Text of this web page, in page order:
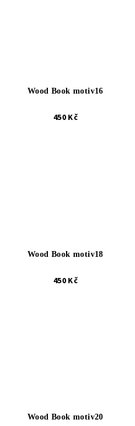
Wood Book motiv16
450 Kč
Wood Book motiv18
450 Kč
Wood Book motiv20